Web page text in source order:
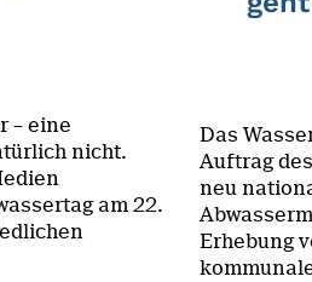
– eine
nicht.
am 22.
Das
Auftrag
neu
Erhebung